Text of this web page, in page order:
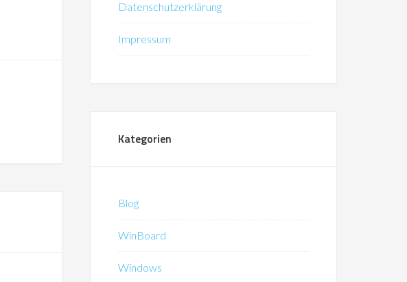
Datenschutzerklärung
Impressum
Kategorien
Blog
WinBoard
Windows